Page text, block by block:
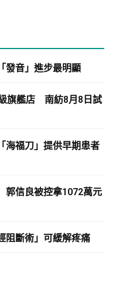
發音」進步最明顯
旗艦店 南紡8月8日試
福刀」提供早期患者
信良被控拿1072萬元
阻斷術」可緩解疼痛